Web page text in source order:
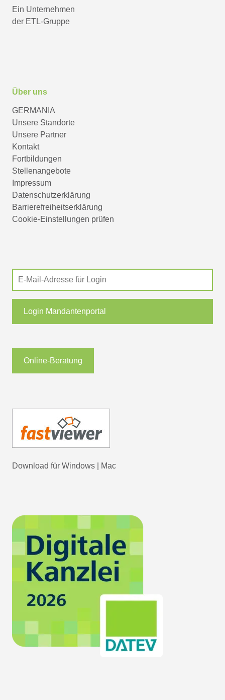
Ein Unternehmen
der ETL-Gruppe
Über uns
GERMANIA
Unsere Standorte
Unsere Partner
Kontakt
Fortbildungen
Stellenangebote
Impressum
Datenschutzerklärung
Barrierefreiheitserklärung
Cookie-Einstellungen prüfen
Login Mandantenportal
Online-Beratung
Download für Windows Mac